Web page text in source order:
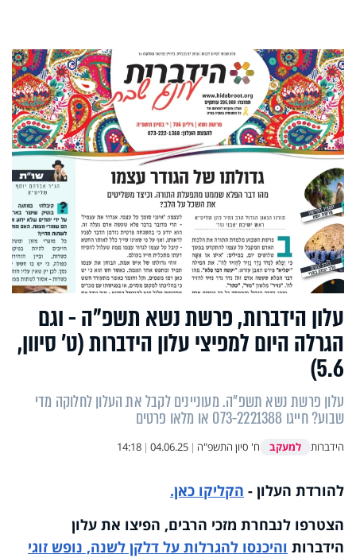
עלון הידברות, פרשת נשא תשפ"ה - וגם
הגרלה היום למפיצי עלון הידברות (ט' סיוון,
5.6)
עלון פרשת נשא תשפ"ה. מעוניינים לקבל את העלון לחלוקה מדי
שבוע? חייגו 073-2221388 או מלאו פרטים
הידברות למעקב ח' סיון התשפ"ה |
04.06.25
|
14:18
להורדת העלון - הקליקו כאן.
הצטרפו לנבחרת מזכי הרבים, הפיצו את עלון
הידברות והיכנסו להגרלות על דלקן לשנה, נופש זוגי